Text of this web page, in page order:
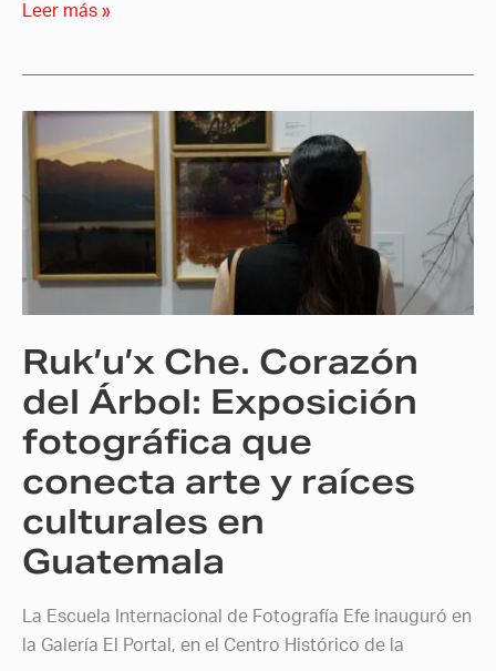
Leer más »
Ruk’u’x Che. Corazón
del Árbol: Exposición
fotográfica que
conecta arte y raíces
culturales en
Guatemala
La Escuela Internacional de Fotografía Efe inauguró en
la Galería El Portal, en el Centro Histórico de la
Che.
Corazón
Exposición
conecta
y
raíces
culturales
en
Guatemala